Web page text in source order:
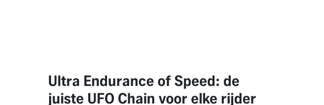
Ultra Endurance of Speed: de
juiste UFO Chain voor elke rijder